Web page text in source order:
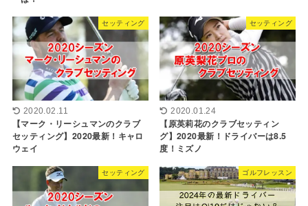
セッティング
2020.02.11
【マーク・リーシュマンのクラブ
セッティング】2020最新！キャロ
ウェイ
セッティング
2020.01.24
【原英莉花のクラブセッティン
グ】2020最新！ドライバーは8.5
度！ミズノ
セッティング ゴルフレッスン